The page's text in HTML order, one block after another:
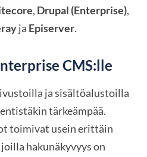
, Drupal (Enterprise),
ja Episerver.
CMS:lle
ja sisältöalustoilla
tärkeämpää.
toimivat usein erittäin
hakunäkyvyys on